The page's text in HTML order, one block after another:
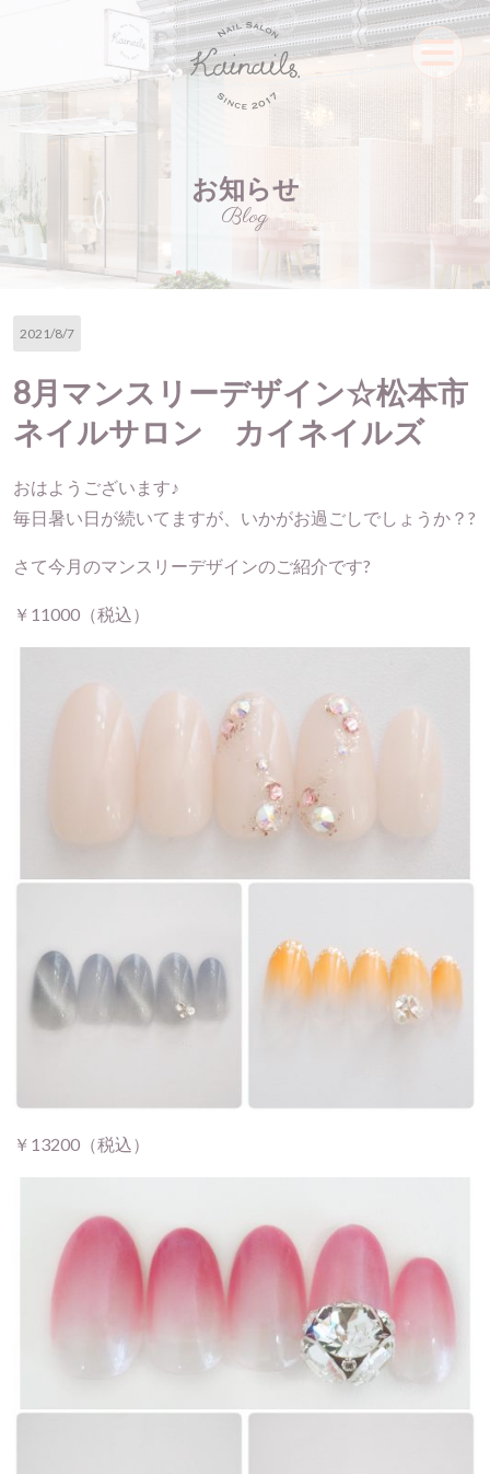
お知らせ
Blog
2021/8/7
8月マンスリーデザイン☆松本市
ネイルサロン カイネイルズ
おはようございます♪
毎日暑い日が続いてますが、いかがお過ごしでしょうか？?
さて今月のマンスリーデザインのご紹介です?
￥11000（税込）
￥13200（税込）